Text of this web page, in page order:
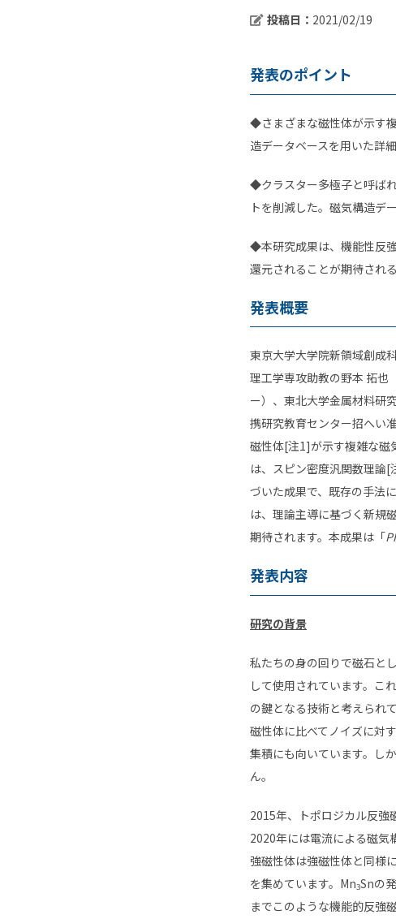
投稿日： 2021/02/19
発表のポイント
◆さまざまな磁性体が示す
造データベースを用いた詳
◆クラスター多極子と呼ば
トを削減した。磁気構造デ
◆本研究成果は、機能性反
還元されることが期待される
発表概要
東京大学大学院新領域創成
理工学専攻助教の野本 拓也
ー）、東北大学金属材料研
携研究教育センター招へい
磁性体[注1]が示す複雑な磁
は、スピン密度汎関数理論[
づいた成果で、既存の手法
は、理論主導に基づく新規
期待されます。本成果は「
発表内容
研究の背景
私たちの身の回りで磁石と
して使用されています。こ
の鍵となる技術と考えられ
磁性体に比べてノイズに対
集積にも向いています。し
ん。
2015年、トポロジカル反強
2020年には電流による磁気
強磁性体は強磁性体と同様
を集めています。 Mn3Snの
までこのような機能的反強